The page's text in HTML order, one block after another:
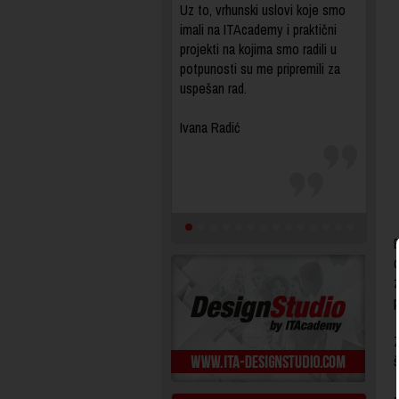
Uz to, vrhunski uslovi koje smo
imali na ITAcademy i praktični
projekti na kojima smo radili u
potpunosti su me pripremili za
uspešan rad.
Ivana Radić